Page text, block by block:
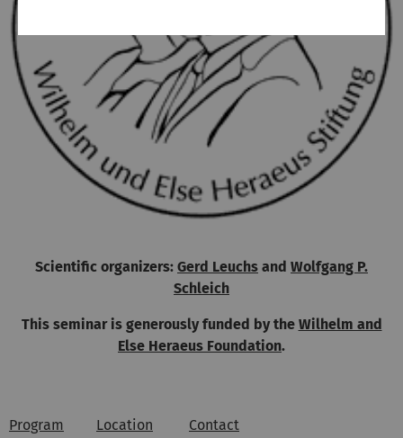
Scientific organizers: Gerd Leuchs and Wolfgang P.
Schleich
This seminar is generously funded by the Wilhelm and
Else Heraeus Foundation.
Program Location Contact